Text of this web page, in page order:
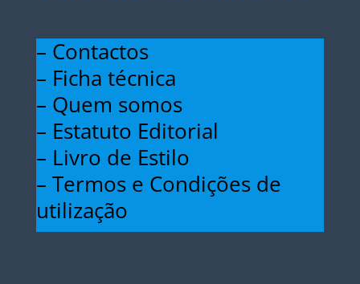
– Contactos
– Ficha técnica
– Quem somos
– Estatuto Editorial
– Livro de Estilo
– Termos e Condições de
utilização